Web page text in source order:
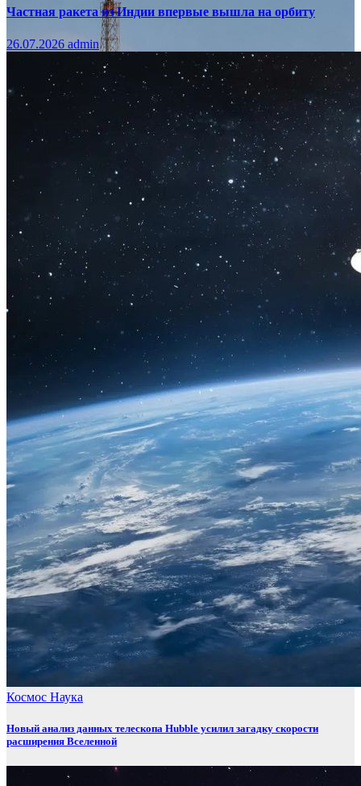
Частная ракета из Индии впервые вышла на орбиту
26.07.2026 admin
Космос Наука
Новый анализ данных телескопа Hubble усилил загадку скорости
расширения Вселенной